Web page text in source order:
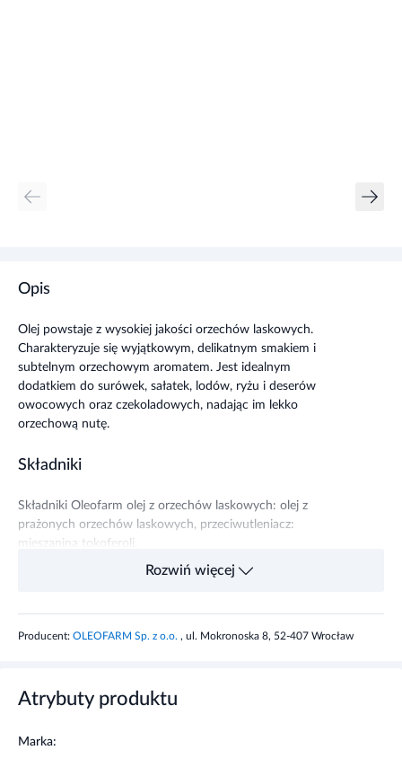
Opis
Olej powstaje z wysokiej jakości orzechów laskowych.
Charakteryzuje się wyjątkowym, delikatnym smakiem i
subtelnym orzechowym aromatem. Jest idealnym
dodatkiem do surówek, sałatek, lodów, ryżu i deserów
owocowych oraz czekoladowych, nadając im lekko
orzechową nutę.
Składniki
Składniki Oleofarm olej z orzechów laskowych: olej z
prażonych orzechów laskowych, przeciwutleniacz:
mieszanina tokoferoli.
Wartość odżywcza w 100 ml
Ilość
kcal
w tym: kwasy tłuszczowe
Rozwiń więcej
Producent: OLEOFARM Sp. z o.o. , ul. Mokronoska 8, 52-407 Wrocław
Atrybuty produktu
Marka: